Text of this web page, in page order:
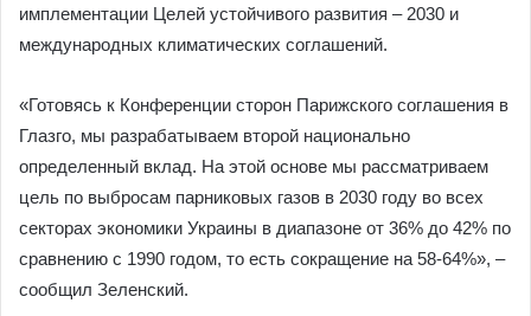
имплементации Целей устойчивого развития – 2030 и
международных климатических соглашений.
«Готовясь к Конференции сторон Парижского соглашения в
Глазго, мы разрабатываем второй национально
определенный вклад. На этой основе мы рассматриваем
цель по выбросам парниковых газов в 2030 году во всех
секторах экономики Украины в диапазоне от 36% до 42% по
сравнению с 1990 годом, то есть сокращение на 58-64%», –
сообщил Зеленский.